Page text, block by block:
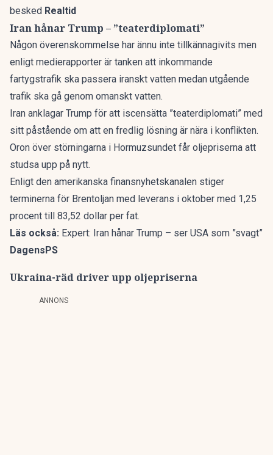
besked Realtid
Iran hånar Trump – ”teaterdiplomati”
Någon överenskommelse har ännu inte tillkännagivits men
enligt medierapporter är tanken att inkommande
fartygstrafik ska passera iranskt vatten medan utgående
trafik ska gå genom omanskt vatten.
Iran anklagar Trump för att iscensätta ”teaterdiplomati” med
sitt påstående om att en fredlig lösning är nära i konflikten.
Oron över störningarna i Hormuzsundet får oljepriserna att
studsa upp på nytt.
Enligt den amerikanska finansnyhetskanalen stiger
terminerna för Brentoljan med leverans i oktober med 1,25
procent till 83,52 dollar per fat.
Läs också: Expert: Iran hånar Trump – ser USA som ”svagt”
DagensPS
Ukraina-räd driver upp oljepriserna
ANNONS